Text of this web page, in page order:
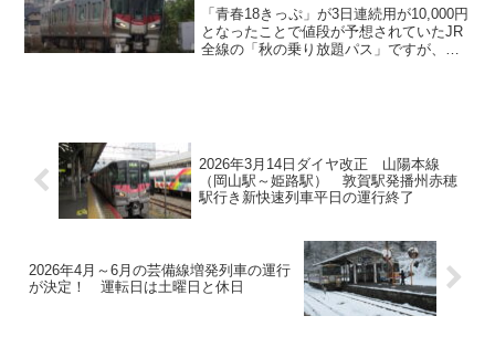
「青春18きっぷ」が3日連続用が10,000円
となったことで値段が予想されていたJR
全線の「秋の乗り放題パス」ですが、
2026年3月14日ダイヤ改正 山陽本線
（岡山駅～姫路駅） 敦賀駅発播州赤穂
駅行き新快速列車平日の運行終了
2026年4月～6月の芸備線増発列車の運行
が決定！ 運転日は土曜日と休日